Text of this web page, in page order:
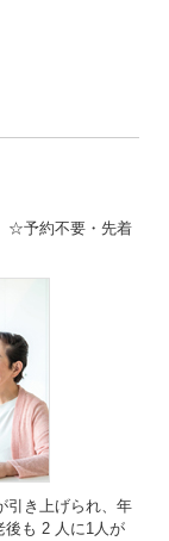
☆予約不要・先着
引き上げられ、年
後も 2 人に1人が